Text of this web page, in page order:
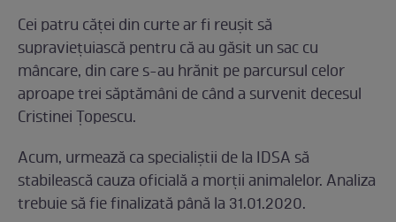
Cei patru căței din curte ar fi reușit să
supraviețuiască pentru că au găsit un sac cu
mâncare, din care s-au hrănit pe parcursul celor
aproape trei săptămâni de când a survenit decesul
Cristinei Țopescu.
Acum, urmează ca specialiștii de la IDSA să
stabilească cauza oficială a morții animalelor. Analiza
trebuie să fie finalizată până la 31.01.2020.